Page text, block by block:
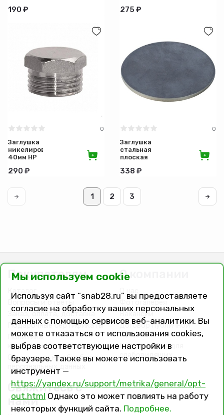
190 ₽ 275 ₽
0
Заглушка
никелированная
40мм НР
290 ₽
0
Заглушка
стальная
плоская
338 ₽
1 2 3
Покупателям
Каталог
Вопросы и ответы
Заказ, оплата, доставка
Подарочные сертификаты
Политика
конфиденциальности
Соглашение на обработку
О компании
О нас
Фотогалерея
Вакансии
Договор публичной
оферты
Версия сайта для
слабовидящих
Свяжитесь с
нами
Мы используем cookie
Используя сайт “snab28.ru” вы предоставляете
согласие на обработку ваших персональных
данных с помощью сервисов веб-аналитики. Вы
можете отказаться от использования cookies,
выбрав соответствующие настройки в
браузере. Также вы можете использовать
инструмент —
https://yandex.ru/support/metrika/general/opt-
out.html Однако это может повлиять на работу
некоторых функций сайта. Подробнее.